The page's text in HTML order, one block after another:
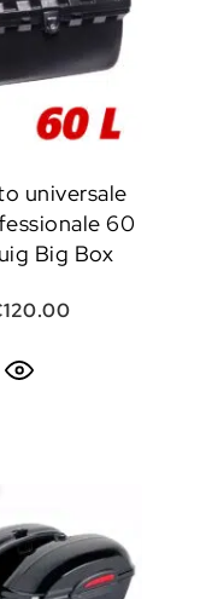
universale
60
Big Box
120.00